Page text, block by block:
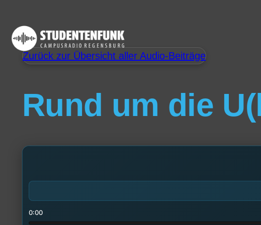
Zurück zur Übersicht aller Audio-Beiträge
Rund um die
0:00